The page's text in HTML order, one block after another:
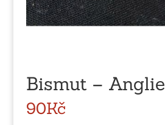
Bismut – Anglie
90Kč